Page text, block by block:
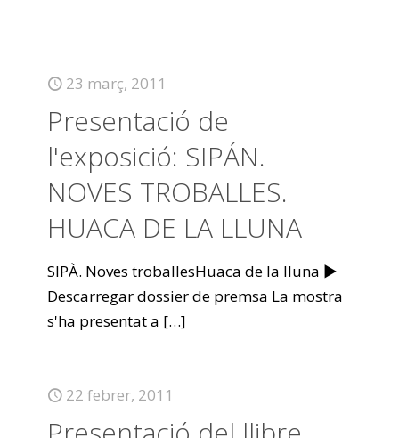
23 març, 2011
Presentació de
l'exposició: SIPÁN.
NOVES TROBALLES.
HUACA DE LA LLUNA
SIPÀ. Noves troballesHuaca de la lluna ►
Descarregar dossier de premsa La mostra
s'ha presentat a […]
22 febrer, 2011